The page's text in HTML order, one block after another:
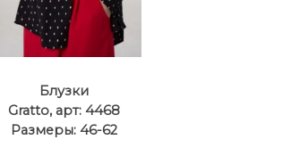
Блузки
Gratto, арт: 4468
Размеры: 46-62